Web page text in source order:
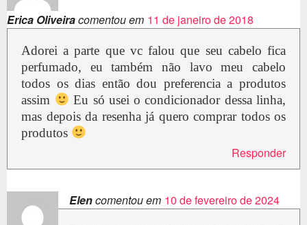
Erica Oliveiracomentou em 11 de janeiro de 2018
Adorei a parte que vc falou que seu cabelo fica
perfumado, eu também não lavo meu cabelo
todos os dias então dou preferencia a produtos
assim
Eu só usei o condicionador dessa linha,
mas depois da resenha já quero comprar todos os
produtos
Responder
Elencomentou em 10 de fevereiro de 2024